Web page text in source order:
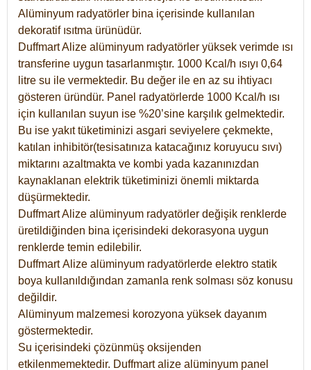
Alüminyum radyatörler bina içerisinde kullanılan
dekoratif ısıtma ürünüdür.
Duffmart Alize alüminyum radyatörler yüksek verimde ısı
transferine uygun tasarlanmıştır. 1000 Kcal/h ısıyı 0,64
litre su ile vermektedir. Bu değer ile en az su ihtiyacı
gösteren üründür. Panel radyatörlerde 1000 Kcal/h ısı
için kullanılan suyun ise %20’sine karşılık gelmektedir.
Bu ise yakıt tüketiminizi asgari seviyelere çekmekte,
katılan inhibitör(tesisatınıza katacağınız koruyucu sıvı)
miktarını azaltmakta ve kombi yada kazanınızdan
kaynaklanan elektrik tüketiminizi önemli miktarda
düşürmektedir.
Duffmart Alize alüminyum radyatörler değişik renklerde
üretildiğinden bina içerisindeki dekorasyona uygun
renklerde temin edilebilir.
DuffmartAlize alüminyum radyatörlerde elektro statik
boya kullanıldığından zamanla renk solması söz konusu
değildir.
Alüminyum malzemesi korozyona yüksek dayanım
göstermektedir.
Su içerisindeki çözünmüş oksijenden
etkilenmemektedir. Duffmart alize alüminyum panel